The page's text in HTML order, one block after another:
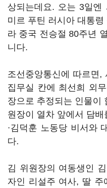
상되는데요. 오는 3일엔
미르 푸틴 러시아 대통
라 중국 전승절 80주년
니다.
조선중앙통신에 따르면,
집무실 칸에 최선희 외
장으로 추정되는 인물이
원장이 열차 앞에서 담
·김덕훈 노동당 비서와
다.
김 위원장의 여동생인
자인 리설주 여사, 딸